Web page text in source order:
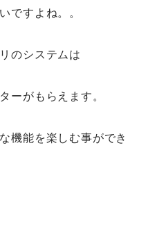
ですよね。。
のシステムは
ーがもらえます。
機能を楽しむ事ができ